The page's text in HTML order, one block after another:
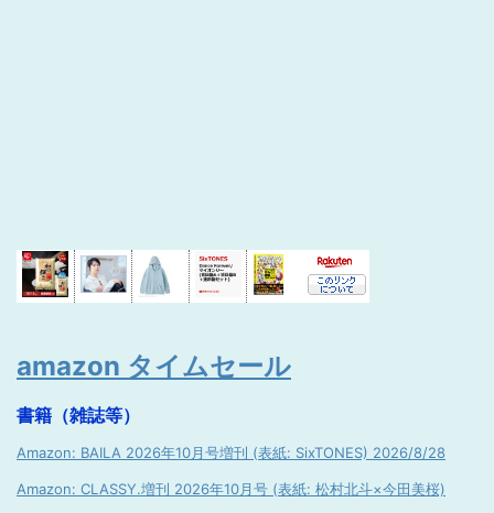
amazon タイムセール
書籍（雑誌等）
Amazon: BAILA 2026年10月号増刊 (表紙: SixTONES) 2026/8/28
Amazon: CLASSY.増刊 2026年10月号 (表紙: 松村北斗×今田美桜)